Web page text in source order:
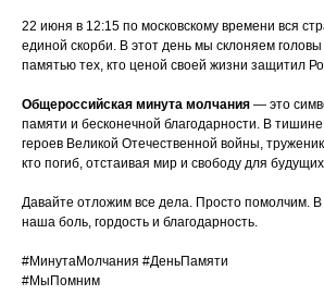
22 июня в 12:15 по московскому времени вся
единой скорби. В этот день мы склоняем
памятью тех, кто ценой своей жизни защитил
Общероссийская минута молчания — это
памяти и бесконечной благодарности. В
героев Великой Отечественной войны,
кто погиб, отстаивая мир и свободу для
Давайте отложим все дела. Просто помолчим.
наша боль, гордость и благодарность.
#МинутаМолчания #ДеньПамяти
#МыПомним